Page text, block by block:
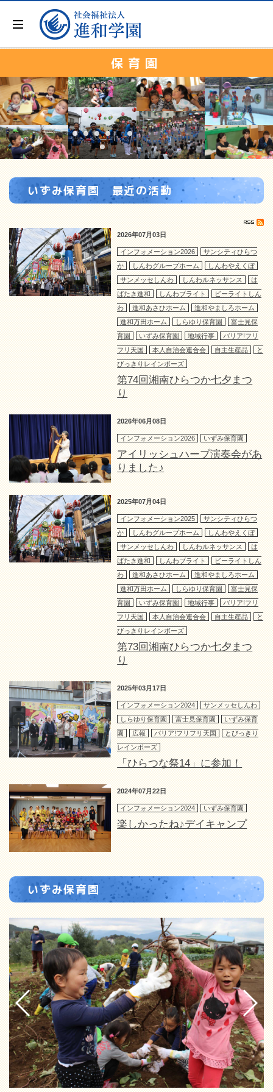
保育園
いずみ保育園 最近の活動
2026年07月03日
インフォメーション2026
サンシティひらつ
か
しんわグループホーム
しんわやえくぼ
サンメッセしんわ
しんわルネッサンス
は
ばたき進和
しんわブライト
ビーライトしん
わ
進和あさひホーム
進和やましろホーム
進和万田ホーム
しらゆり保育園
富士見保
育園
いずみ保育園 地域行事
バリア!フリ
フリ天国
本人自治会連合会 自主生産品
と
びっきりレインボーズ
第74回湘南ひらつか七夕まつ
り
2026年06月08日
インフォメーション2026 いずみ保育園
アイリッシュハープ演奏会があ
りました♪
2025年07月04日
インフォメーション2025
サンシティひらつ
か
しんわグループホーム
しんわやえくぼ
サンメッセしんわ
しんわルネッサンス
は
ばたき進和
しんわブライト
ビーライトしん
わ
進和あさひホーム
進和やましろホーム
進和万田ホーム
しらゆり保育園
富士見保
育園
いずみ保育園 地域行事
バリア!フリ
フリ天国
本人自治会連合会 自主生産品
と
びっきりレインボーズ
第73回湘南ひらつか七夕まつ
り
2025年03月17日
インフォメーション2024
サンメッセしんわ
しらゆり保育園
富士見保育園
いずみ保育
園
広報 バリア!フリフリ天国
とびっきり
レインボーズ
「ひらつな祭14」に参加！
2024年07月22日
インフォメーション2024 いずみ保育園
楽しかったね♪デイキャンプ
いずみ保育園